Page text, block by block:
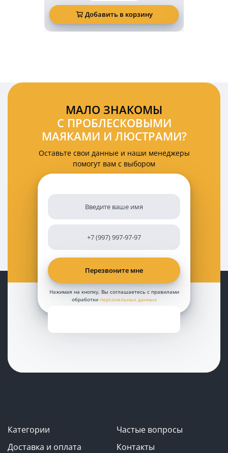
Односторонняя
проблесковая
балка
стробоскоп
в
прикуриватель
Добавить в корзину
МАЛО ЗНАКОМЫ
С ПРОБЛЕСКОВЫМИ
МАЯКАМИ И ЛЮСТРАМИ?
Оставьте свои данные и наши менеджеры
помогут вам с выбором
Нажимая на кнопку, Вы соглашаетесь с правилами
обработки персональных данных
Категории
Частые вопросы
Доставка и оплата
Контакты